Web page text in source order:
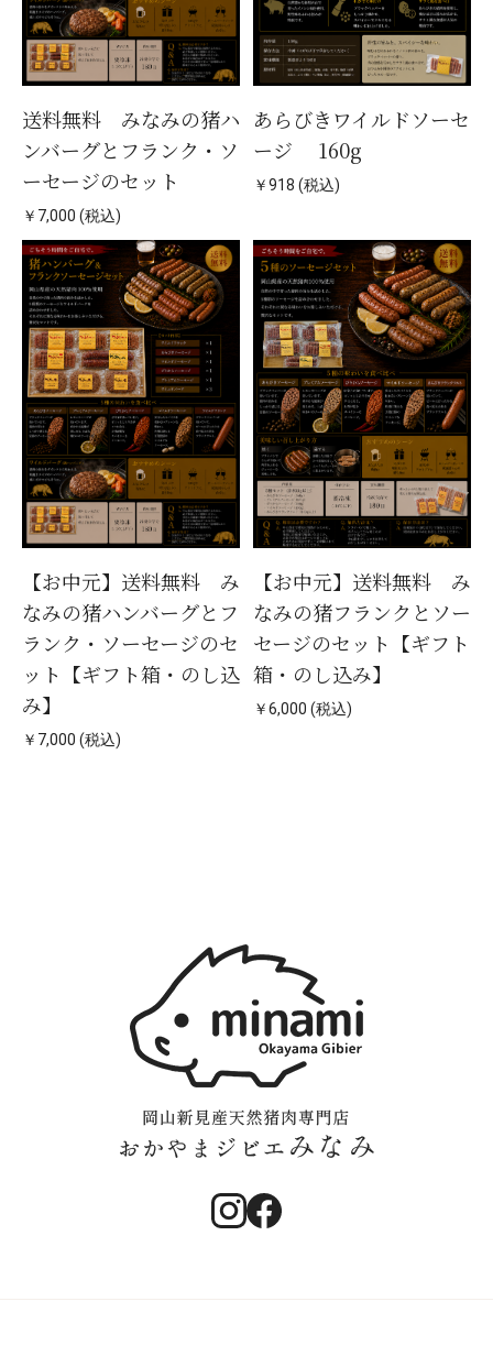
送料無料 みなみの猪ハ
ンバーグとフランク・ソ
ーセージのセット
￥7,000 (税込)
あらびきワイルドソーセ
ージ 160g
￥918 (税込)
【お中元】送料無料 み
なみの猪ハンバーグとフ
ランク・ソーセージのセ
ット【ギフト箱・のし込
み】
￥7,000 (税込)
【お中元】送料無料 み
なみの猪フランクとソー
セージのセット【ギフト
箱・のし込み】
￥6,000 (税込)